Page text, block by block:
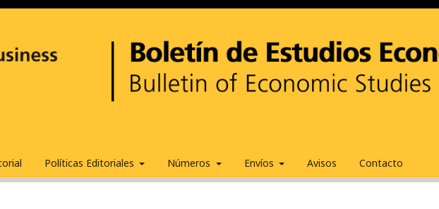
Políticas Editoriales Números Envíos Avisos Contacto